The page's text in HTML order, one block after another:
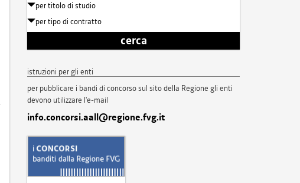
per titolo di studio
per tipo di contratto
cerca
istruzioni per gli enti
per pubblicare i bandi di concorso sul sito della Regione gli enti
devono utilizzare l'e-mail
info.concorsi.aall@regione.fvg.it